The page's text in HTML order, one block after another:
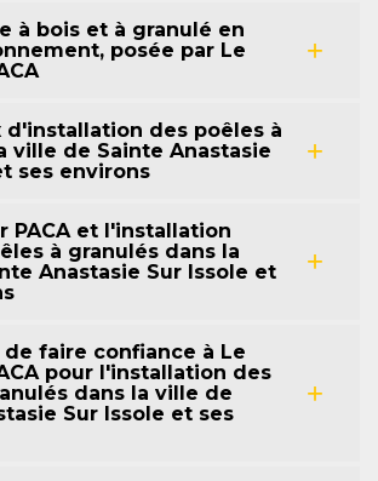
à bois et à granulé en
posée par Le
d'installation des poêles à
ville de Sainte Anastasie
ses environs
PACA et l'installation
à granulés dans la
Anastasie Sur Issole et
de faire confiance à Le
pour l'installation des
dans la ville de
Sur Issole et ses